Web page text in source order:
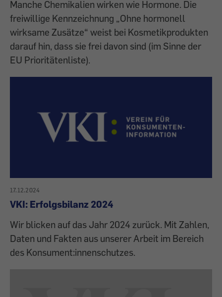
Manche Chemikalien wirken wie Hormone. Die
freiwillige Kennzeichnung „Ohne hormonell
wirksame Zusätze“ weist bei Kosmetikprodukten
darauf hin, dass sie frei davon sind (im Sinne der
EU Prioritätenliste).
17.12.2024
VKI: Erfolgsbilanz 2024
Wir blicken auf das Jahr 2024 zurück. Mit Zahlen,
Daten und Fakten aus unserer Arbeit im Bereich
des Konsument:innenschutzes.